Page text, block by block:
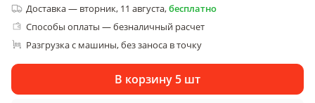
Доставка— вторник, 11 августа,бесплатно
Способы оплаты — безналичный расчет
Разгрузка с машины, без заноса в точку
В корзину 5 шт